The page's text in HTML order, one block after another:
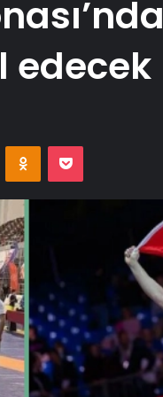
edecek
Odnoklassniki
Pocket